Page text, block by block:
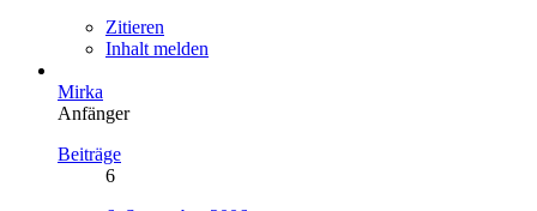
Zitieren
Inhalt melden
Mirka
Anfänger
Beiträge
6